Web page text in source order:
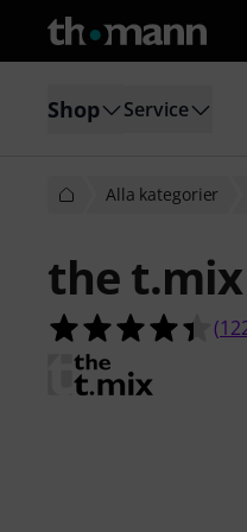
Shop Service
Alla kategorier
the t.mix
4.4
(